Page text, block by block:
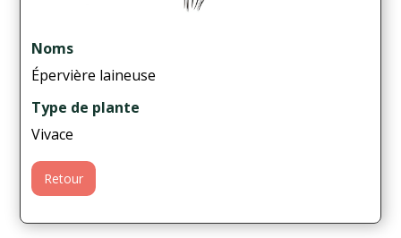
Noms
Épervière laineuse
Type de plante
Vivace
Retour